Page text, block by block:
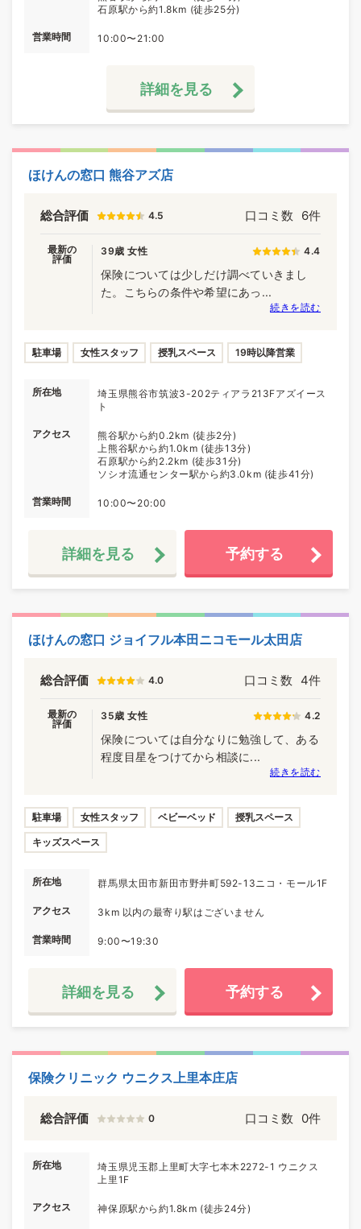
石原駅から約1.8km (徒歩25分)
営業時間 10:00〜21:00
詳細を見る
ほけんの窓口 熊谷アズ店
総合評価 4.5 口コミ数 6件
最新の
評価
39歳 女性 4.4
保険については少しだけ調べていきまし
た。こちらの条件や希望にあっ...
続きを読む
駐車場 女性スタッフ 授乳スペース 19時以降営業
所在地
埼玉県熊谷市筑波3-202ティアラ213Fアズイース
ト
アクセス
熊谷駅から約0.2km (徒歩2分)
上熊谷駅から約1.0km (徒歩13分)
石原駅から約2.2km (徒歩31分)
ソシオ流通センター駅から約3.0km (徒歩41分)
営業時間 10:00〜20:00
詳細を見る 予約する
ほけんの窓口 ジョイフル本田ニコモール太田店
総合評価 4.0 口コミ数 4件
最新の
評価
35歳 女性 4.2
保険については自分なりに勉強して、ある
程度目星をつけてから相談に...
続きを読む
駐車場 女性スタッフ ベビーベッド 授乳スペース
キッズスペース
所在地 群馬県太田市新田市野井町592-13ニコ・モール1F
アクセス 3km 以内の最寄り駅はございません
営業時間 9:00〜19:30
詳細を見る 予約する
保険クリニック ウニクス上里本庄店
総合評価 0 口コミ数 0件
所在地
埼玉県児玉郡上里町大字七本木2272-1 ウニクス
上里1F
アクセス 神保原駅から約1.8km (徒歩24分)